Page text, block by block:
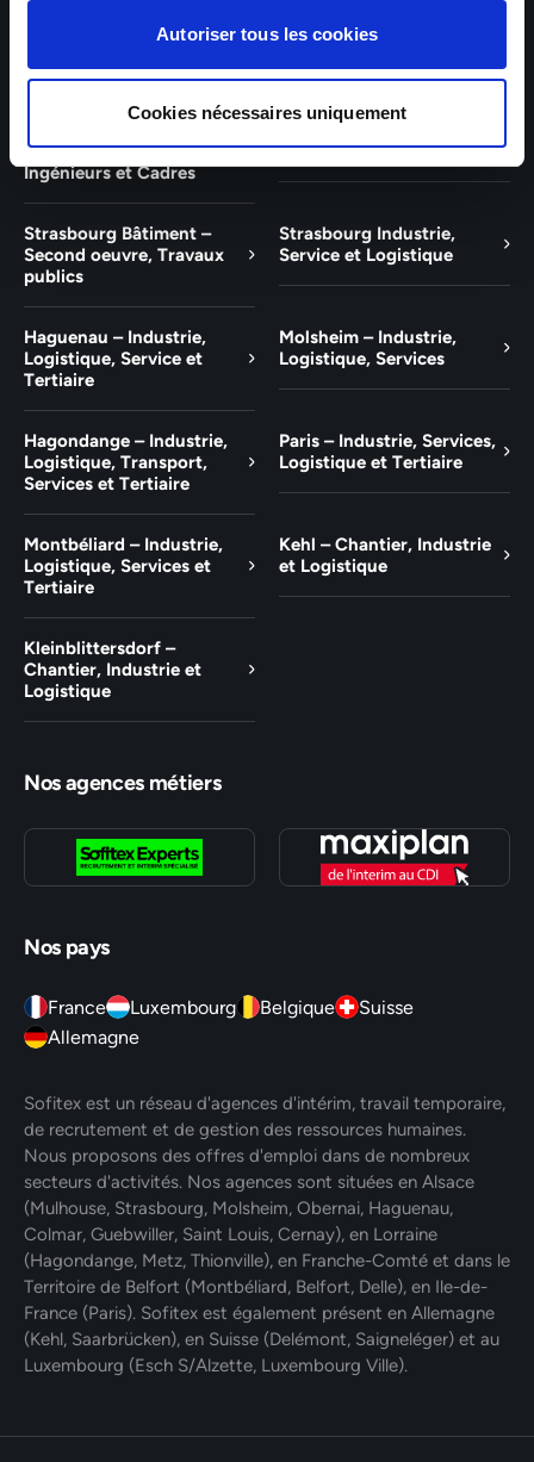
Autoriser tous les cookies
Cookies nécessaires uniquement
Experts Strasbourg –
Illkirch-Graffenstaden
Experts Saint-Louis –
Tertiaire, Techniciens,
Ingénieurs et Cadres
Tertiaire, Techniciens,
Ingénieurs et Cadres
Saint-Louis – Industrie,
Logistique, Service
Strasbourg Bâtiment –
Second oeuvre, Travaux
publics
Strasbourg Industrie,
Service et Logistique
Haguenau – Industrie,
Logistique, Service et
Tertiaire
Molsheim – Industrie,
Logistique, Services
Hagondange – Industrie,
Logistique, Transport,
Services et Tertiaire
Paris – Industrie, Services,
Logistique et Tertiaire
Montbéliard – Industrie,
Logistique, Services et
Tertiaire
Kehl – Chantier, Industrie
et Logistique
Kleinblittersdorf –
Chantier, Industrie et
Logistique
Nos agences métiers
Nos pays
France Luxembourg Belgique
Suisse
Allemagne
Sofitex est un réseau d'agences d'intérim, travail temporaire,
de recrutement et de gestion des ressources humaines.
Nous proposons des offres d'emploi dans de nombreux
secteurs d'activités. Nos agences sont situées en Alsace
(Mulhouse, Strasbourg, Molsheim, Obernai, Haguenau,
Colmar, Guebwiller, Saint Louis, Cernay), en Lorraine
(Hagondange, Metz, Thionville), en Franche-Comté et dans le
Territoire de Belfort (Montbéliard, Belfort, Delle), en Ile-de-
France (Paris). Sofitex est également présent en Allemagne
(Kehl, Saarbrücken), en Suisse (Delémont, Saigneléger) et au
Luxembourg (Esch S/Alzette, Luxembourg Ville).